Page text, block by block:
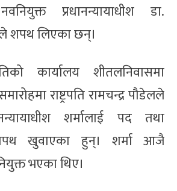
प्रधानन्यायाधीश डा.
शपथ लिएका छन्।
कार्यालय शीतलनिवासमा
राष्ट्रपति रामचन्द्र पौडेलले
शर्मालाई पद तथा
खुवाएका हुन्। शर्मा आजै
भएका थिए।